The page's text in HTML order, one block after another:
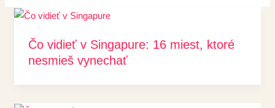
Čo vidieť v Singapure: 16 miest, ktoré
nesmieš vynechať